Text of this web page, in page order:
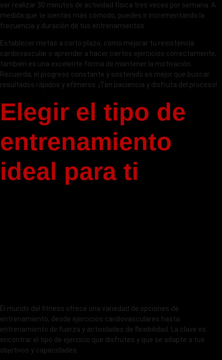
ser realizar 30 minutos de actividad física tres veces por semana. A
medida que te sientas más cómodo, puedes ir incrementando la
frecuencia y duración de tus entrenamientos.
Establecer metas a corto plazo, como mejorar tu resistencia
cardiovascular o aprender a hacer ciertos ejercicios correctamente,
también es una excelente forma de mantener la motivación.
Recuerda, el progreso constante y sostenido es mejor que buscar
resultados rápidos y efímeros. ¡Ten paciencia y disfruta del proceso!
Elegir el tipo de
entrenamiento
ideal para ti
El mundo del fitness ofrece una variedad de opciones de
entrenamiento, desde ejercicios cardiovasculares hasta
entrenamiento de fuerza y actividades de flexibilidad. La clave es
encontrar el tipo de ejercicio que disfrutes y que se adapte a tus
objetivos y capacidades.